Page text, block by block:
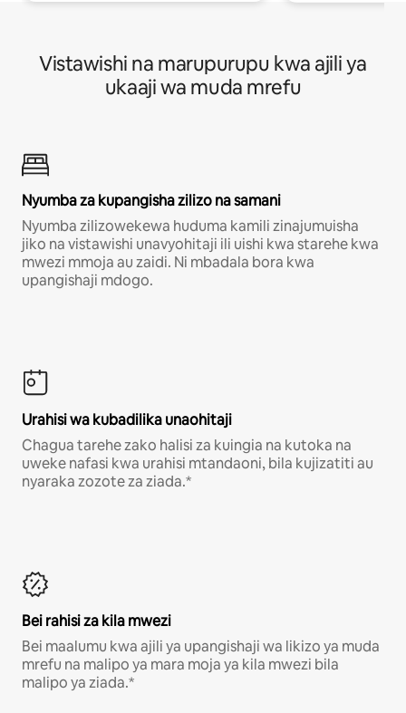
Vistawishi na marupurupu kwa ajili ya
ukaaji wa muda mrefu
Nyumba za kupangisha zilizo na samani
Nyumba zilizowekewa huduma kamili zinajumuisha
jiko na vistawishi unavyohitaji ili uishi kwa starehe kwa
mwezi mmoja au zaidi. Ni mbadala bora kwa
upangishaji mdogo.
Urahisi wa kubadilika unaohitaji
Chagua tarehe zako halisi za kuingia na kutoka na
uweke nafasi kwa urahisi mtandaoni, bila kujizatiti au
nyaraka zozote za ziada.*
Bei rahisi za kila mwezi
Bei maalumu kwa ajili ya upangishaji wa likizo ya muda
mrefu na malipo ya mara moja ya kila mwezi bila
malipo ya ziada.*